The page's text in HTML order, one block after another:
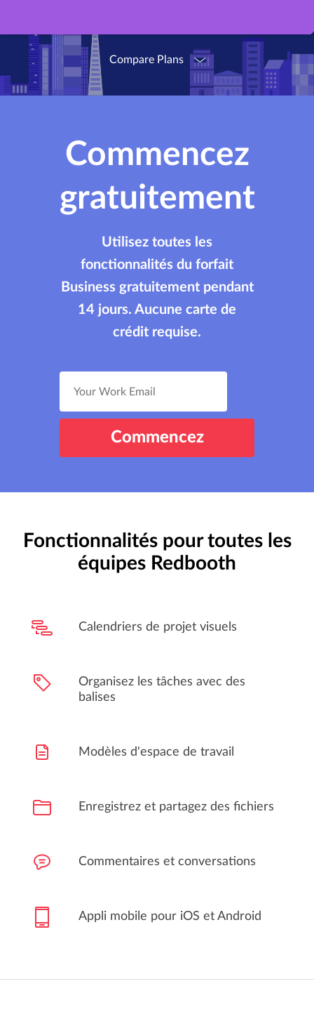
Compare Plans
Commencez
gratuitement
Utilisez toutes les
fonctionnalités du forfait
Business gratuitement pendant
14 jours. Aucune carte de
crédit requise.
Fonctionnalités pour toutes les
équipes Redbooth
Calendriers de projet visuels
Organisez les tâches avec des
balises
Modèles d'espace de travail
Enregistrez et partagez des fichiers
Commentaires et conversations
Appli mobile pour iOS et Android